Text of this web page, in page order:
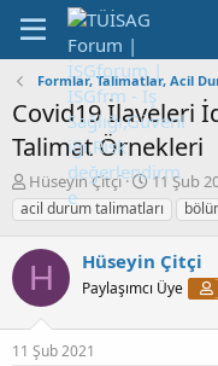
Formlar, Talimatlar, Acil
Covid19 İlaveleri
Talimat Örnekleri
K
o
n
b
u
y
u
b
a
Hüseyin Çitçi
B
a
ş
a
n
ı
11 Şub
acil durum talimatları
H Hüseyin Çitçi
Paylaşımcı Üye
11 Şub 2021